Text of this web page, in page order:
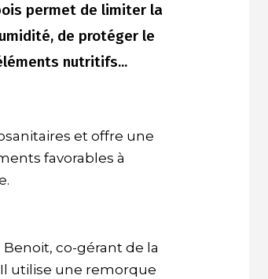
permet de limiter la
de protéger le
nutritifs...
et offre une
favorables à
co-gérant de la
utilise une remorque